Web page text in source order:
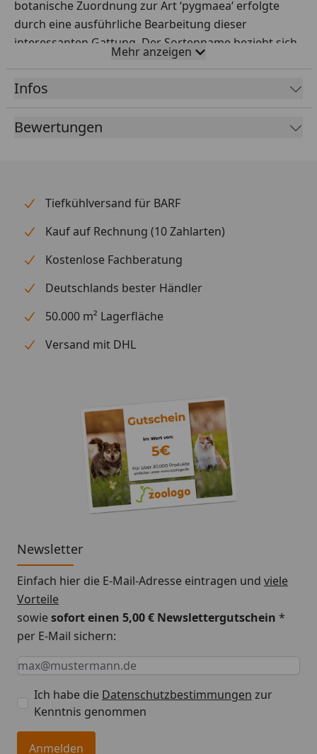
botanische Zuordnung zur Art ‘pygmaea‘ erfolgte
durch eine ausführliche Bearbeitung dieser
interessanten Gattung. Der Sortenname bezieht sich
auf den Herkunftsort im Regierungsbezirk Sintang.
Bucephalandra sind Rheophyten das heißt sie
wachsen auf Felsen von Bächen und Kaskaden. Daher
oder Steinen befestigt werden. Ihre länglichen,
Mehr anzeigen
Infos
Bewertungen
Tiefkühlversand für BARF
Kauf auf Rechnung (10 Zahlarten)
Kostenlose Fachberatung
Deutschlands bester Händler
50.000 m² Lagerfläche
Versand mit DHL
Newsletter
Einfach hier die E-Mail-Adresse eintragen und viele
Vorteile
sowiesofort einen 5,00 € Newslettergutschein *
per E-Mail sichern:
Keine Eingabe erforderlich
Eingabe erforderlich
E-Mail *
Ich habe die Datenschutzbestimmungen zur
Kenntnis genommen
Anmelden